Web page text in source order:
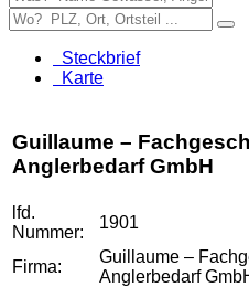
Steckbrief
Karte
Guillaume –
Anglerbedarf GmbH
lfd.
Nummer:
1901
Firma:
Guillaume –
Anglerbedarf